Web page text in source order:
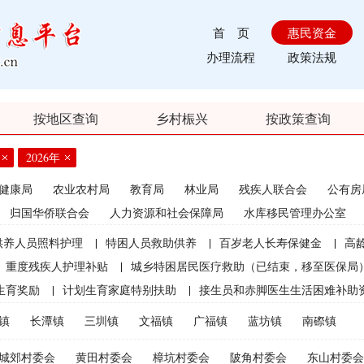
首 页
惠民资金
办理流程
政策法规
按地区查询 乡村桭兴 按政策查询
2026年
康局 农业农村局 教育局 林业局 残疾人联合会
公有
归国华侨联合会
人力资源和社会保障局
水库移民管理办公室
人员照料护理
| 特困人员救助供养 | 百岁老人长寿保健金 | 高
重度残疾人护理补贴
| 城乡特困居民医疗救助（已结束，移至医保局
育奖励
| 计划生育家庭特别扶助 | 接生员和赤脚医生生活困难补助
|
农村计划生育节育奖励（农村纯生二女结扎户奖励）
农村部分计
）
| 种粮直接补贴（已结束） | 渔业捕捞和养殖业油价补贴（已结
长潭镇 三圳镇 文福镇 广福镇 蓝坊镇 南磜镇
郊村委会 黄田村委会 樟坑村委会 陂角村委会 东山村委会